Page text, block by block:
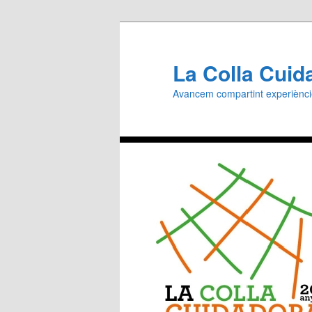
La Colla
Avancem compartint